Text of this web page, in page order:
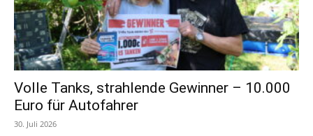
Volle Tanks, strahlende Gewinner – 10.000
Euro für Autofahrer
30. Juli 2026